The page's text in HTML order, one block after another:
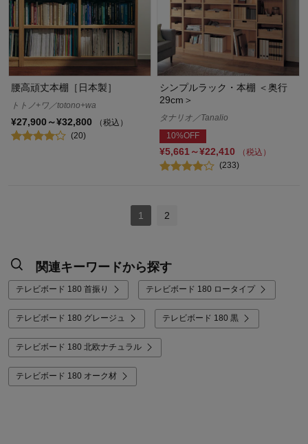
腰高頑丈本棚［日本製］
トトノ+ワ／totono+wa
¥27,900～¥32,800
（税込）
(20)
シンプルラック・本棚 ＜奥行
29cm＞
タナリオ／Tanalio
10%OFF
¥5,661～¥22,410
（税込）
(233)
1 2
関連キーワードから探す
テレビボード 180 首振り テレビボード 180 ロータイプ
テレビボード 180 グレージュ テレビボード 180 黒
テレビボード 180 北欧ナチュラル
テレビボード 180 オーク材